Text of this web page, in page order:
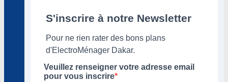
S'inscrire à notre Newsletter
Pour ne rien rater des bons plans
d'ElectroMénager Dakar.
Veuillez renseigner votre adresse email
pour vous inscrire